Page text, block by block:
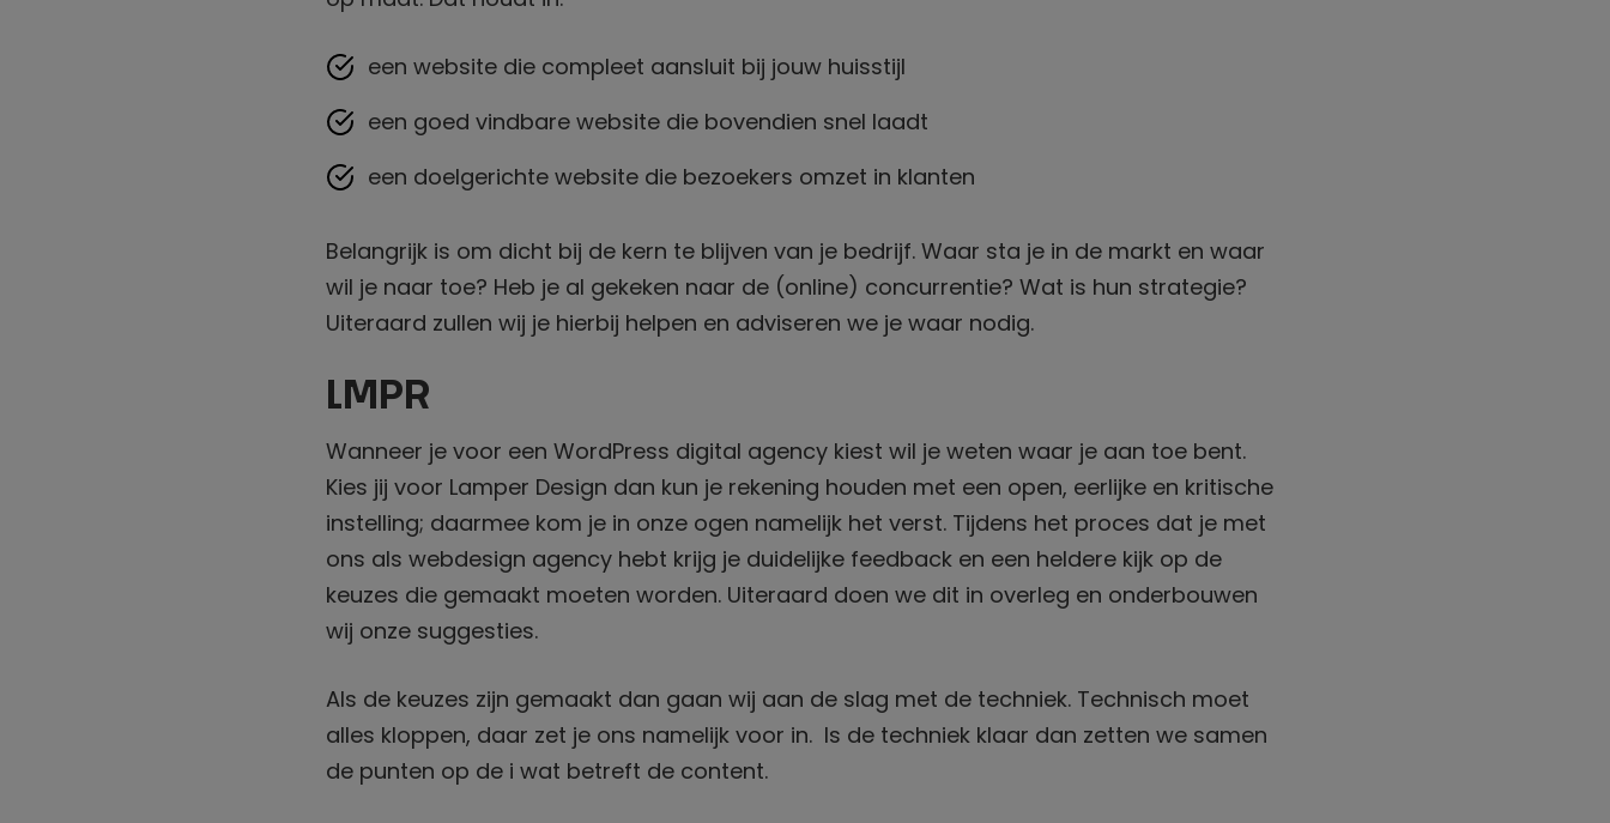
een website die compleet aansluit bij jouw huisstijl
een goed vindbare website die bovendien snel laadt
een doelgerichte website die bezoekers omzet in klanten
Belangrijk is om dicht bij de kern te blijven van je bedrijf. Waar sta je in de markt en waar
wil je naar toe? Heb je al gekeken naar de (online) concurrentie? Wat is hun strategie?
Uiteraard zullen wij je hierbij helpen en adviseren we je waar nodig.
LMPR
Wanneer je voor een WordPress digital agency kiest wil je weten waar je aan toe bent.
Kies jij voor Lamper Design dan kun je rekening houden met een open, eerlijke en kritische
instelling; daarmee kom je in onze ogen namelijk het verst. Tijdens het proces dat je met
ons als webdesign agency hebt krijg je duidelijke feedback en een heldere kijk op de
keuzes die gemaakt moeten worden. Uiteraard doen we dit in overleg en onderbouwen
wij onze suggesties.
Als de keuzes zijn gemaakt dan gaan wij aan de slag met de techniek. Technisch moet
alles kloppen, daar zet je ons namelijk voor in. Is de techniek klaar dan zetten we samen
de punten op de i wat betreft de content.